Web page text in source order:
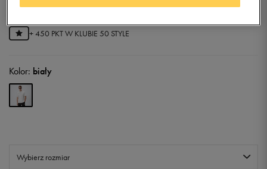
+ 450 PKT W KLUBIE 50 STYLE
Kolor: biały
Wybierz rozmiar